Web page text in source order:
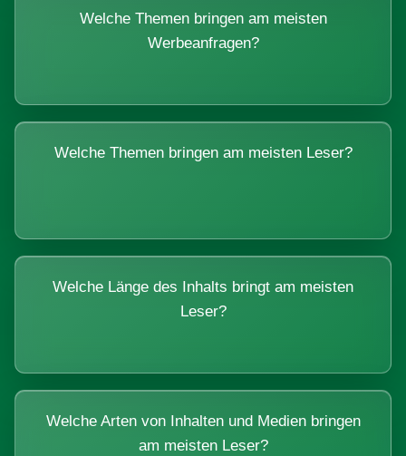
Welche Themen bringen am meisten
Werbeanfragen?
Welche Themen bringen am meisten Leser?
Welche Länge des Inhalts bringt am meisten
Leser?
Welche Arten von Inhalten und Medien bringen
am meisten Leser?